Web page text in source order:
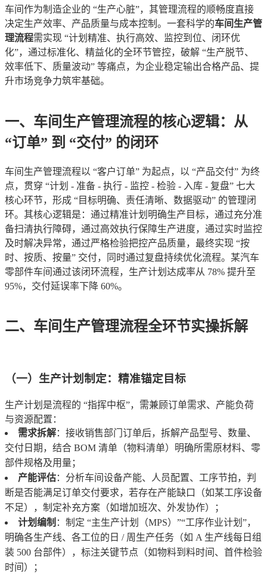
车间作为制造企业的 “生产心脏”，其管理流程的顺畅度直接
决定生产效率、产品质量与成本控制。一套科学的车间生产管
理流程需实现 “计划精准、执行高效、监控到位、闭环优
化”，通过标准化、精益化的全环节管控，破解 “生产脱节、
效率低下、质量波动” 等痛点，为企业稳定输出合格产品、提
升市场竞争力筑牢基础。
一、车间生产管理流程的核心逻辑：从
“订单” 到 “交付” 的闭环
车间生产管理流程以 “客户订单” 为起点，以 “产品交付” 为终
点，贯穿 “计划 - 准备 - 执行 - 监控 - 检验 - 入库 - 复盘” 七大
核心环节，形成 “目标明确、责任清晰、数据驱动” 的管理闭
环。其核心逻辑是：通过精准计划明确生产目标，通过充分准
备扫清执行障碍，通过高效执行保障生产进度，通过实时监控
及时解决异常，通过严格检验把控产品质量，最终实现 “按
时、按质、按量” 交付，同时通过复盘持续优化流程。某汽车
零部件车间通过该闭环流程，生产计划达成率从 78% 提升至
95%，交付延误率下降 60%。
二、车间生产管理流程全环节实操拆解
（一）生产计划制定：精准锚定目标
生产计划是流程的 “指挥中枢”，需兼顾订单需求、产能负荷
与资源配置：
需求拆解：接收销售部门订单后，拆解产品型号、数量、
交付日期，结合 BOM 清单（物料清单）明确所需原材料、零
部件规格及用量；
产能评估：分析车间设备产能、人员配置、工序节拍，判
断是否能满足订单交付要求，若存在产能缺口（如某工序设备
不足），制定补充方案（如增加班次、外发协作）；
计划编制 ：制定 “主生产计划（MPS）”“工序作业计划”，
明确各生产线、各工位的日 / 周生产任务（如 A 生产线每日组
装 500 台部件），标注关键节点（如物料到料时间、首件检验
时间）；